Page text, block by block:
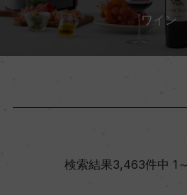
ワイン
検索結果3,463件中 1